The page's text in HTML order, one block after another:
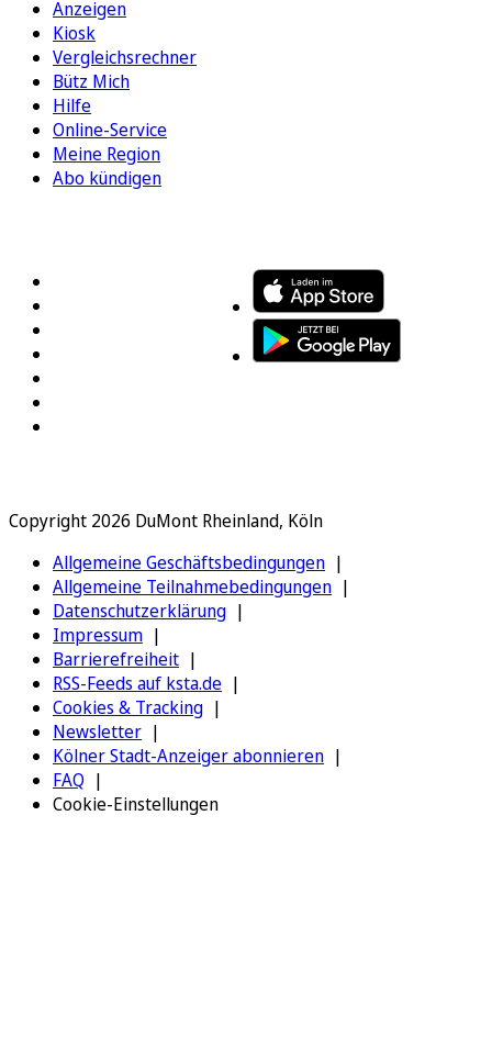
Anzeigen
Kiosk
Vergleichsrechner
Bütz Mich
Hilfe
Online-Service
Meine Region
Abo kündigen
Copyright 2026 DuMont Rheinland, Köln
Allgemeine Geschäftsbedingungen
Allgemeine Teilnahmebedingungen
Datenschutzerklärung
Impressum
Barrierefreiheit
RSS-Feeds auf ksta.de
Cookies & Tracking
Newsletter
Kölner Stadt-Anzeiger abonnieren
FAQ
Cookie-Einstellungen